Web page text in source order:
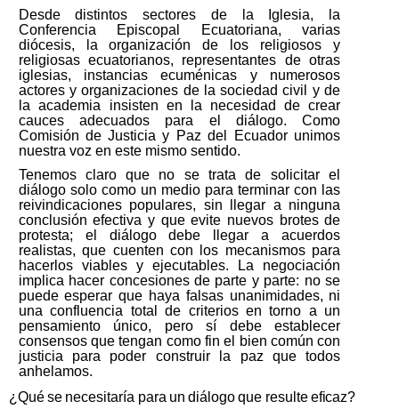
Desde distintos sectores de la Iglesia, la
Conferencia Episcopal Ecuatoriana, varias
diócesis, la organización de los religiosos y
religiosas ecuatorianos, representantes de otras
iglesias, instancias ecuménicas y numerosos
actores y organizaciones de la sociedad civil y de
la academia insisten en la necesidad de crear
cauces
adecuados para el diálogo.
Como
Comisión de Justicia y Paz del Ecuador unimos
nuestra voz en este mismo sentido.
Tenemos
claro que no se trata de solicitar
el
diálogo solo como un medio para terminar con las
reivindicaciones populares, sin llegar a ninguna
conclusión efectiva y que evite nuevos brotes de
protesta; el diálogo debe llegar a acuerdos
realistas, que cuenten con los mecanismos para
hacerlos
viables y ejecutables. La
negociación
implica hacer concesiones de parte y parte: no se
puede esperar que haya falsas unanimidades, ni
una confluencia total de criterios en torno a un
pensamiento
único, pero sí debe
establecer
consensos que tengan como fin el bien común con
justicia para poder construir la paz que todos
anhelamos.
¿Quése necesitaría para un diálogoque resulte eficaz?